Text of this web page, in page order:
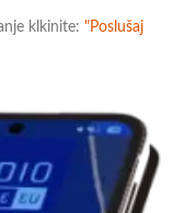
klkinite: "Poslušaj